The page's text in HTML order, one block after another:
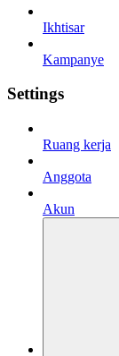
Ikhtisar
Kampanye
Settings
Ruang kerja
Anggota
Akun